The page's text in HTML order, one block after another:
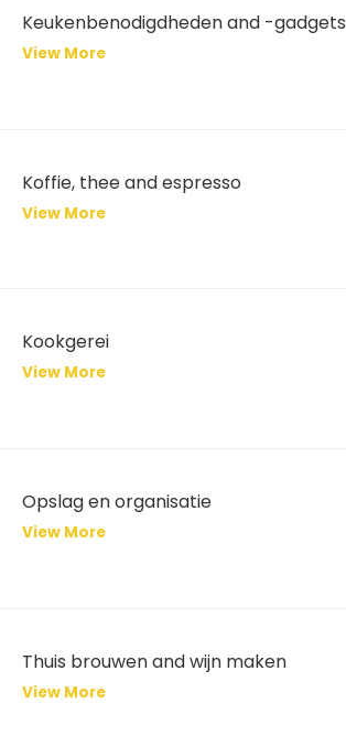
Keukenbenodigdheden and -gadgets
View More
Koffie, thee and espresso
View More
Kookgerei
View More
Opslag en organisatie
View More
Thuis brouwen and wijn maken
View More